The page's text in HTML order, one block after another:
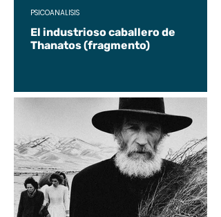
El industrioso caballero de
Thanatos (fragmento)
PSICOANÁLISIS